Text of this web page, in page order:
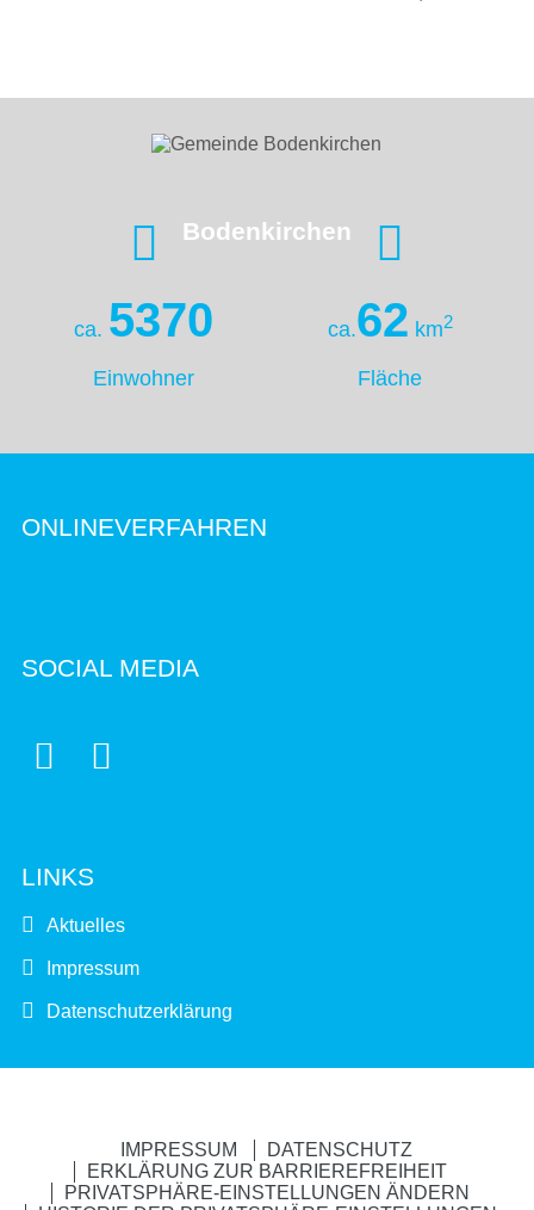
Bodenkirchen
ca. 5370
Einwohner
ca.62 km2
Fläche
ONLINEVERFAHREN
SOCIAL MEDIA
 
LINKS
Aktuelles
Impressum
Datenschutzerklärung
IMPRESSUM
DATENSCHUTZ
ERKLÄRUNG ZUR BARRIEREFREIHEIT
PRIVATSPHÄRE-EINSTELLUNGEN ÄNDERN